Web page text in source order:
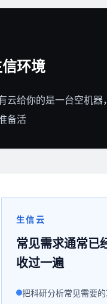
环境
云给你的是一台空机器
备活
生信云
常见需求通常已
收过一遍
把科研分析常见需要